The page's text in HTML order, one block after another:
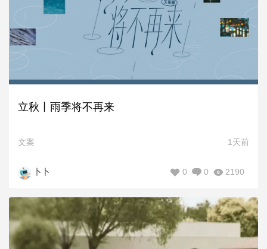
立秋丨雨季将不再来
文案 1天前
卜卜 2190
0
0